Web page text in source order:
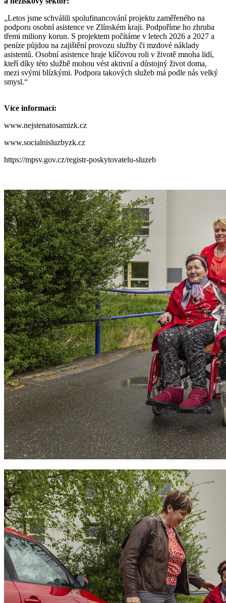
„Letos jsme schválili spolufinancování projektu zaměřeného na
podporu osobní asistence ve Zlínském kraji. Podpoříme ho zhruba
třemi miliony korun. S projektem počítáme v letech 2026 a 2027 a
peníze půjdou na zajištění provozu služby či mzdové náklady
asistentů. Osobní asistence hraje klíčovou roli v životě mnoha lidí,
kteří díky této službě mohou vést aktivní a důstojný život doma,
mezi svými blízkými. Podpora takových služeb má podle nás velký
smysl.“
Více informací:
www.nejstenatosamizk.cz
www.socialnisluzbyzk.cz
https://mpsv.gov.cz/registr-poskytovatelu-sluzeb